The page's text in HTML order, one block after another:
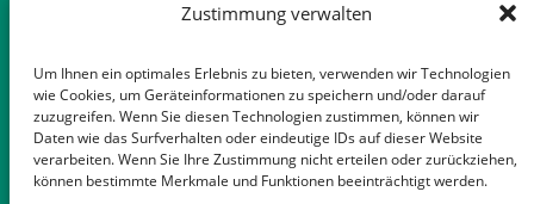
Zustimmung verwalten
Um Ihnen ein optimales Erlebnis zu bieten, verwenden wir Technologien
wie Cookies, um Geräteinformationen zu speichern und/oder darauf
zuzugreifen. Wenn Sie diesen Technologien zustimmen, können wir
Daten wie das Surfverhalten oder eindeutige IDs auf dieser Website
verarbeiten. Wenn Sie Ihre Zustimmung nicht erteilen oder zurückziehen,
können bestimmte Merkmale und Funktionen beeinträchtigt werden.
Messen & Messestädte Deutschland
Abflüge Deutschland
Reiseveranstalter in Deutschland
Mietwagen mit flexibler Stornooption
Notfallnummern & Dienste
Apps für die Reise